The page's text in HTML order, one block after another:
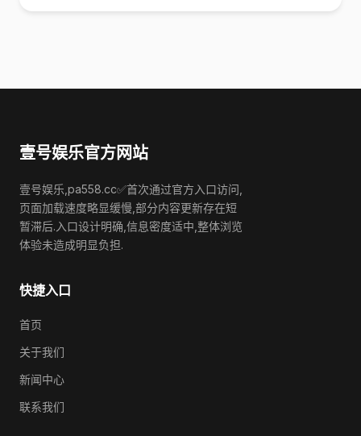
壹号娱乐官方网站
壹号娱乐,pa558.cc✅首次通过官方入口访问,
页面加载速度略显缓慢,部分内容更新存在短
暂滞后.入口设计明确,信息密度适中,整体浏览
体验未造成明显负担.
快捷入口
首页
关于我们
新闻中心
联系我们